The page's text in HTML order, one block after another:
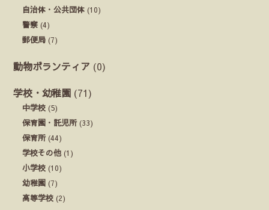
自治体・公共団体 (10)
警察 (4)
郵便局 (7)
動物ボランティア (0)
学校・幼稚園 (71)
中学校 (5)
保育園・託児所(33)
保育所(44)
学校その他 (1)
小学校 (10)
幼稚園 (7)
高等学校 (2)